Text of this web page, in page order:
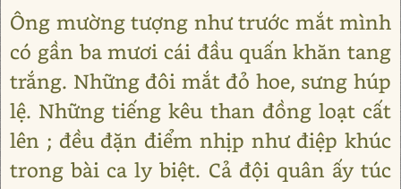
Ông mường tượng như trước mắt mình
có gần ba mươi cái đầu quấn khăn tang
trắng. Những đôi mắt đỏ hoe, sưng húp
lệ. Những tiếng kêu than đồng loạt cất
lên ; đều đặn điểm nhịp như điệp khúc
trong bài ca ly biệt. Cả đội quân ấy túc